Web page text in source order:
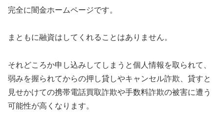
完全に闇金ホームページです。
まともに融資はしてくれることはありません。
それどころか申し込みしてしまうと個人情報を取られて、
弱みを握られてからの押し貸しやキャンセル詐欺、貸すと
見せかけての携帯電話買取詐欺や手数料詐欺の被害に遭う
可能性が高くなります。